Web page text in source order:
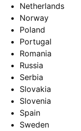
Netherlands
Norway
Poland
Portugal
Romania
Russia
Serbia
Slovakia
Slovenia
Spain
Sweden